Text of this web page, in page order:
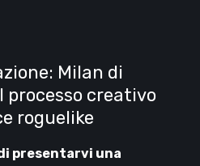
Milan di
processo creativo
roguelike
presentarvi una